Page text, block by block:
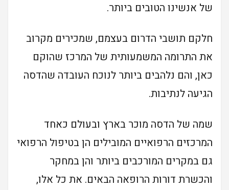
של אנשינו הטובים ביותר.
חלקם תושבי הדרום בעצמם, שמכירים מקרוב
את התרומה המשמעותית של המרכז שהוקם
כאן, והם נלהבים ביותר לנוכח העובדה שהדסה
הגיעה לנתיבות.
שמה של הדסה מוכר בארץ ובעולם כאחד
המרכזים הרפואיים המובילים הן בטיפול הרפואי
גם במקרים המורכבים ביותר והן במחקר
והכשרת דורות הרופאה הבאים. את כל אלו,